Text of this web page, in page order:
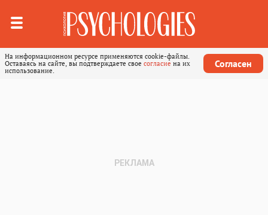
На информационном ресурсе применяются cookie-файлы.
Оставаясь на сайте, вы подтверждаете свое согласие на их
использование.
Согласен